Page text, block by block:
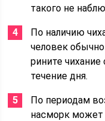
такого не
По наличию
человек
рините
течение дня.
По периодам
насморк может